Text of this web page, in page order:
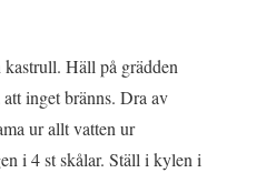
Häll på grädden
inget bränns. Dra av
ur allt vatten ur
i 4 st skålar. Ställ i kylen i